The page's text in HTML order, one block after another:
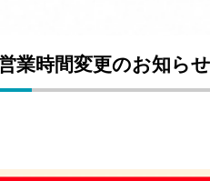
業時間変更のお知らせ